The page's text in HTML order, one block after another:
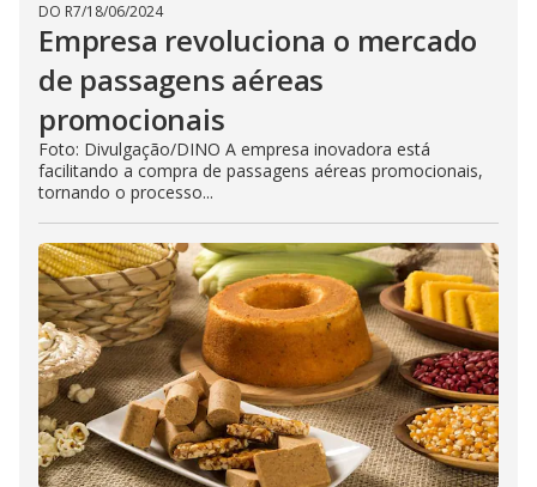
DO R7/18/06/2024
Empresa revoluciona o mercado
de passagens aéreas
promocionais
Foto: Divulgação/DINO A empresa inovadora está
facilitando a compra de passagens aéreas promocionais,
tornando o processo...